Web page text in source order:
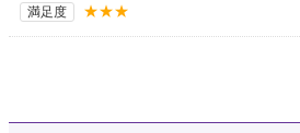
満足度 ★★★